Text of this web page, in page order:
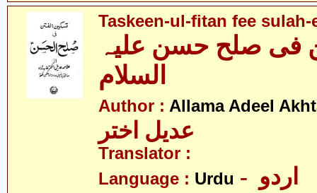
Taskeen-ul-fitan fee sulah-
فی صلح حسن علیہ
Author : Allama Adeel
عدیل اختر
Translator :
Language : Urdu